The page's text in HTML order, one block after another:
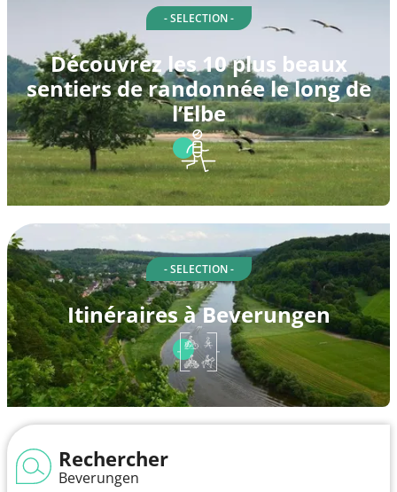
- SELECTION -
Découvrez les 10 plus beaux
sentiers de randonnée le long de
l’Elbe
- SELECTION -
Itinéraires à Beverungen
Rechercher
Beverungen